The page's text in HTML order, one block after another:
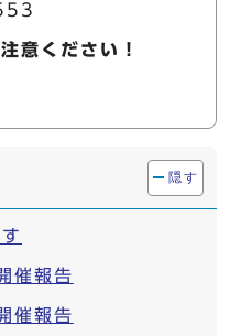
意ください！
隠す
催報告
催報告